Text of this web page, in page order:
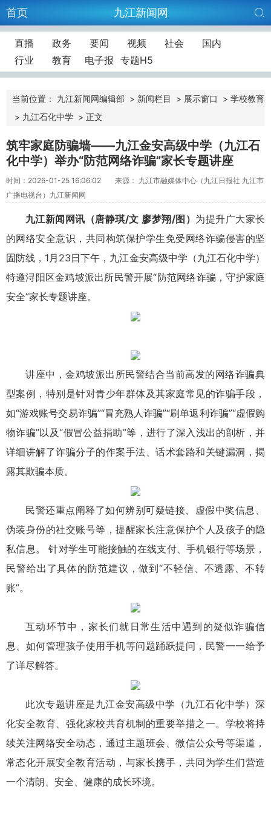
首页 九江新闻网
直播 政务 要闻 视频 社会
国内
行业
教育 电子报 专题H5
当前位置： 九江新闻网编辑部 > 新闻栏目 > 展示窗口 > 学校教育
> 九江石化中学 > 正文
筑牢家庭防骗墙——九江金安高级中学（九江石
化中学）举办“防范网络诈骗”家长专题讲座
时间：2026-01-25 16:06:02
来源： 九江市融媒体中心（九江日报社 九江市
广播电视台）九江新闻网
九江新闻网讯（唐静琪/文 廖梦翔/图） 为提升广大家长
的网络安全意识，共同构筑保护学生免受网络诈骗侵害的坚
固防线，1月23日下午，九江金安高级中学（九江石化中学）
特邀浔阳区金鸡坡派出所民警开展“防范网络诈骗，守护家庭
安全”家长专题讲座。
讲座中，金鸡坡派出所民警结合当前高发的网络诈骗典
型案例，特别是针对青少年群体及其家庭常见的诈骗手段，
如“游戏账号交易诈骗”“冒充熟人诈骗”“刷单返利诈骗”“虚假购
物诈骗”以及“假冒公益捐助”等，进行了深入浅出的剖析，并
详细讲解了诈骗分子的作案手法、话术套路和关键漏洞，揭
露其欺骗本质。
民警还重点阐释了如何辨别可疑链接、虚假中奖信息、
伪装身份的社交账号等，提醒家长注意保护个人及孩子的隐
私信息。 针对学生可能接触的在线支付、手机银行等场景，
民警给出了具体的防范建议，做到“不轻信、不透露、不转
账”。
互动环节中，家长们就日常生活中遇到的疑似诈骗信
息、如何管理孩子使用手机等问题踊跃提问，民警一一给予
了详尽解答。
此次专题讲座是九江金安高级中学（九江石化中学）深
化安全教育、强化家校共育机制的重要举措之一。学校将持
续关注网络安全动态，通过主题班会、微信公众号等渠道，
常态化开展安全教育活动，与家长携手，共同为学生们营造
一个清朗、安全、健康的成长环境。